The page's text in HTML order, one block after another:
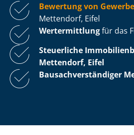
Bewertung von
Mettendorf, Eifel
Wertermittlungfür das
Steuerliche
Mettendorf, Eifel
Bau­sach­ver­stän­di­ger